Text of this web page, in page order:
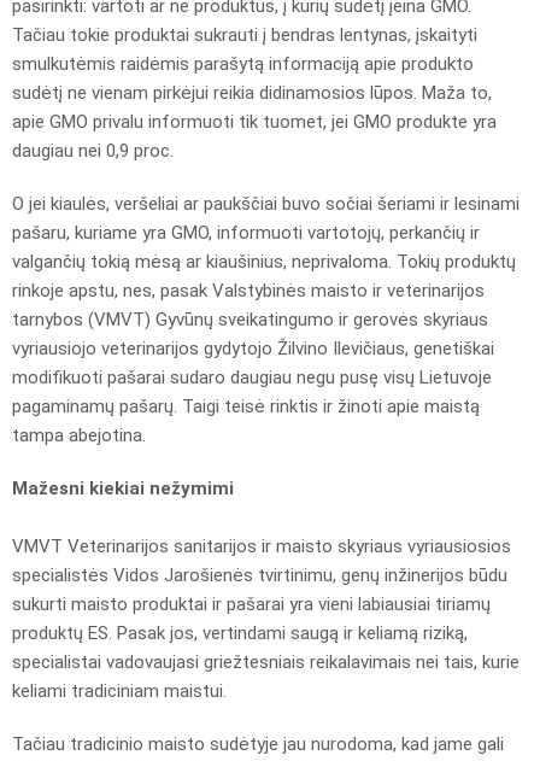
pasirinkti: vartoti ar ne produktus, į kurių sudėtį įeina GMO.
Tačiau tokie produktai sukrauti į bendras lentynas, įskaityti
smulkutėmis raidėmis parašytą informaciją apie produkto
sudėtį ne vienam pirkėjui reikia didinamosios lūpos. Maža to,
apie GMO privalu informuoti tik tuomet, jei GMO produkte yra
daugiau nei 0,9 proc.
O jei kiaulės, veršeliai ar paukščiai buvo sočiai šeriami ir lesinami
pašaru, kuriame yra GMO, informuoti vartotojų, perkančių ir
valgančių tokią mėsą ar kiaušinius, neprivaloma. Tokių produktų
rinkoje apstu, nes, pasak Valstybinės maisto ir veterinarijos
tarnybos (VMVT) Gyvūnų sveikatingumo ir gerovės skyriaus
vyriausiojo veterinarijos gydytojo Žilvino Ilevičiaus, genetiškai
modifikuoti pašarai sudaro daugiau negu pusę visų Lietuvoje
pagaminamų pašarų. Taigi teisė rinktis ir žinoti apie maistą
tampa abejotina.
Mažesni kiekiai nežymimi
VMVT Veterinarijos sanitarijos ir maisto skyriaus vyriausiosios
specialistės Vidos Jarošienės tvirtinimu, genų inžinerijos būdu
sukurti maisto produktai ir pašarai yra vieni labiausiai tiriamų
produktų ES. Pasak jos, vertindami saugą ir keliamą riziką,
specialistai vadovaujasi griežtesniais reikalavimais nei tais, kurie
keliami tradiciniam maistui.
Tačiau tradicinio maisto sudėtyje jau nurodoma, kad jame gali